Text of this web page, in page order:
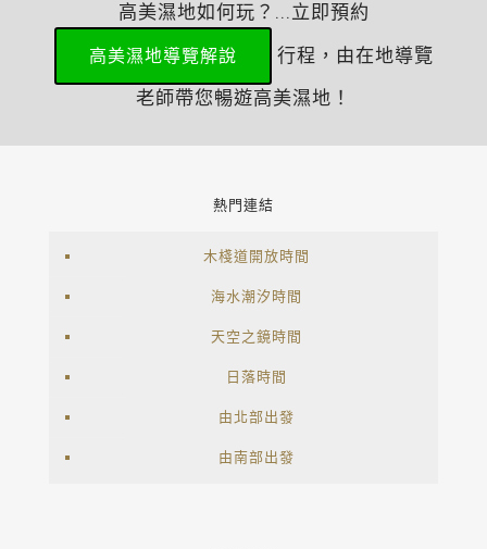
高美濕地如何玩？...立即預約
高美濕地導覽解說
行程，由在地導覽
老師帶您暢遊高美濕地！
熱門連結
木棧道開放時間
海水潮汐時間
天空之鏡時間
日落時間
由北部出發
由南部出發